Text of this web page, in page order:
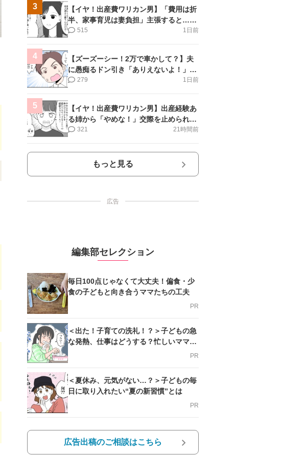
3
【イヤ！出産費ワリカン男】「費用は折
半、家事育児は妻負担」主張すると…＜
第11話＞#4コマ母道場
1日前
515
4
【ズーズーシー！2万で車かして？】夫
に愚痴るドン引き「ありえないよ！」＜
第16話＞#4コマ母道場
1日前
279
5
【イヤ！出産費ワリカン男】出産経験あ
る姉から「やめな！」交際を止められ＜
第12話＞#4コマ母道場
21時間前
321
もっと見る
広告
編集部セレクション
毎日100点じゃなくて大丈夫！偏食・少
食の子どもと向き合うママたちの工夫
PR
＜出た！子育ての洗礼！？＞子どもの急
な発熱、仕事はどうする？忙しいママを
PR
＜夏休み、元気がない…？＞子どもの毎
日に取り入れたい“夏の新習慣”とは
PR
広告出稿のご相談はこちら